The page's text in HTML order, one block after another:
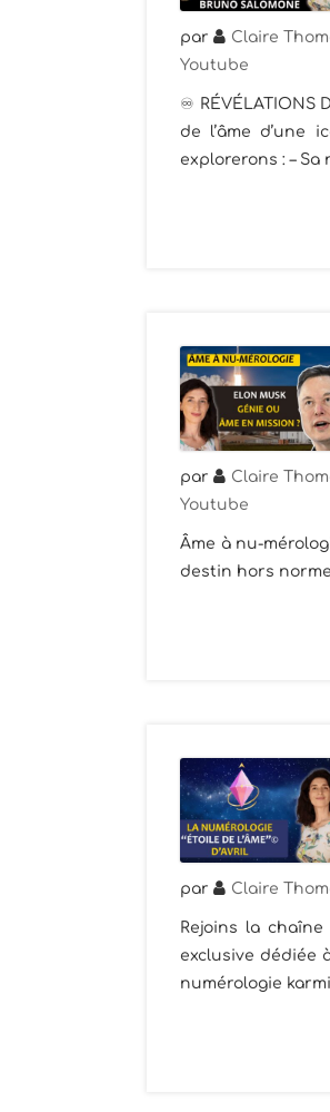
par Claire
Youtube
♾️ RÉVÉLATIONS
de l’âme d’une
explorerons : – Sa
par Claire
Youtube
Âme à nu-
destin hors
par Claire
Rejoins la
exclusive dédiée
numérologie